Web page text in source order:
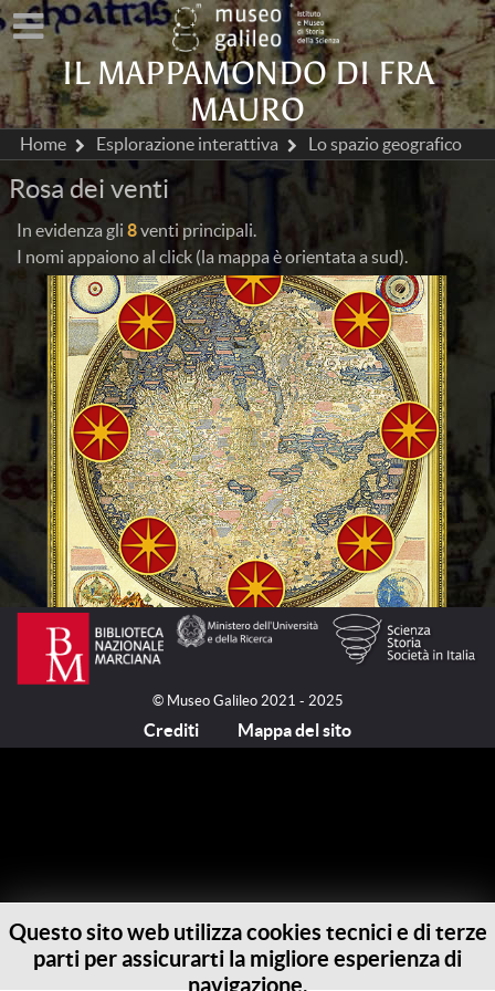
IL MAPPAMONDO DI FRA
MAURO
Home Esplorazione interattiva Lo spazio geografico
Rosa dei venti
In evidenza gli 8venti principali.
I nomi appaiono al click (la mappa è orientata a sud).
© Museo Galileo 2021 - 2025
Crediti Mappa del sito
Questo sito web utilizza cookies tecnici e di terze
parti per assicurarti la migliore esperienza di
navigazione.